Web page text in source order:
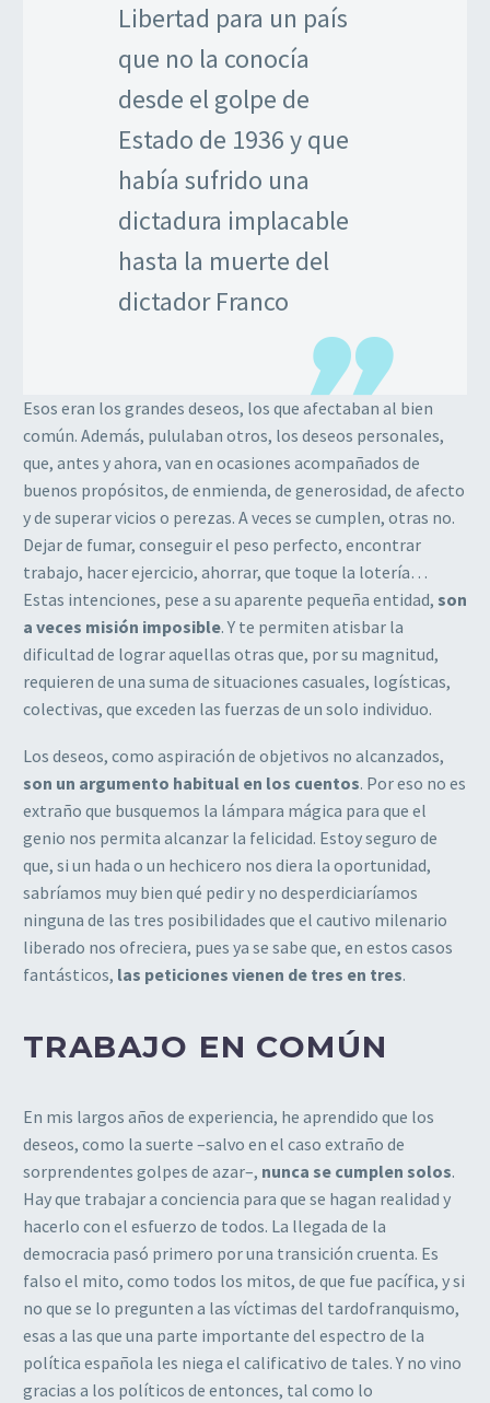
Libertad para un país
que no la conocía
desde el golpe de
Estado de 1936 y que
había sufrido una
dictadura implacable
hasta la muerte del
dictador Franco
Esos eran los grandes deseos, los que afectaban al bien
común. Además, pululaban otros, los deseos personales,
que, antes y ahora, van en ocasiones acompañados de
buenos propósitos, de enmienda, de generosidad, de afecto
y de superar vicios o perezas. A veces se cumplen, otras no.
Dejar de fumar, conseguir el peso perfecto, encontrar
trabajo, hacer ejercicio, ahorrar, que toque la lotería…
Estas intenciones, pese a su aparente pequeña entidad, son
a veces misión imposible. Y te permiten atisbar la
dificultad de lograr aquellas otras que, por su magnitud,
requieren de una suma de situaciones casuales, logísticas,
colectivas, que exceden las fuerzas de un solo individuo.
Los deseos, como aspiración de objetivos no alcanzados,
son un argumento habitual en los cuentos. Por eso no es
extraño que busquemos la lámpara mágica para que el
genio nos permita alcanzar la felicidad. Estoy seguro de
que, si un hada o un hechicero nos diera la oportunidad,
sabríamos muy bien qué pedir y no desperdiciaríamos
ninguna de las tres posibilidades que el cautivo milenario
liberado nos ofreciera, pues ya se sabe que, en estos casos
fantásticos, las peticiones vienen de tres en tres.
TRABAJO EN COMÚN
En mis largos años de experiencia, he aprendido que los
deseos, como la suerte –salvo en el caso extraño de
sorprendentes golpes de azar–, nunca se cumplen solos.
Hay que trabajar a conciencia para que se hagan realidad y
hacerlo con el esfuerzo de todos. La llegada de la
democracia pasó primero por una transición cruenta. Es
falso el mito, como todos los mitos, de que fue pacífica, y si
no que se lo pregunten a las víctimas del tardofranquismo,
esas a las que una parte importante del espectro de la
política española les niega el calificativo de tales. Y no vino
gracias a los políticos de entonces, tal como lo